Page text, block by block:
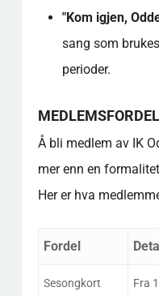
"Kom igjen,
sang som
perioder.
Å bli medlem av IK
mer enn en
Her er hva
Fordel
Sesongkort
Fra